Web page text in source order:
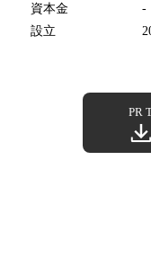
資本金
-
設立
PR